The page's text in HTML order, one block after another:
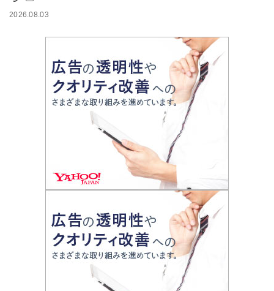
2026.08.03